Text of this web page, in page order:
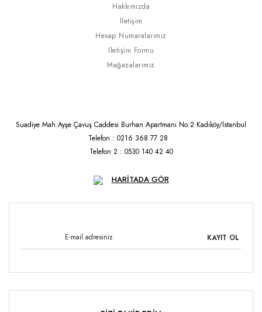
Hakkımızda
İletişim
Hesap Numaralarımız
İletişim Formu
Mağazalarımız
Suadiye Mah.Ayşe Çavuş Caddesi Burhan Apartmanı No:2 Kadıköy/İstanbul
Telefon : 0216 368 77 28
Telefon 2 : 0530 140 42 40
HARİTADA GÖR
KAYIT OL